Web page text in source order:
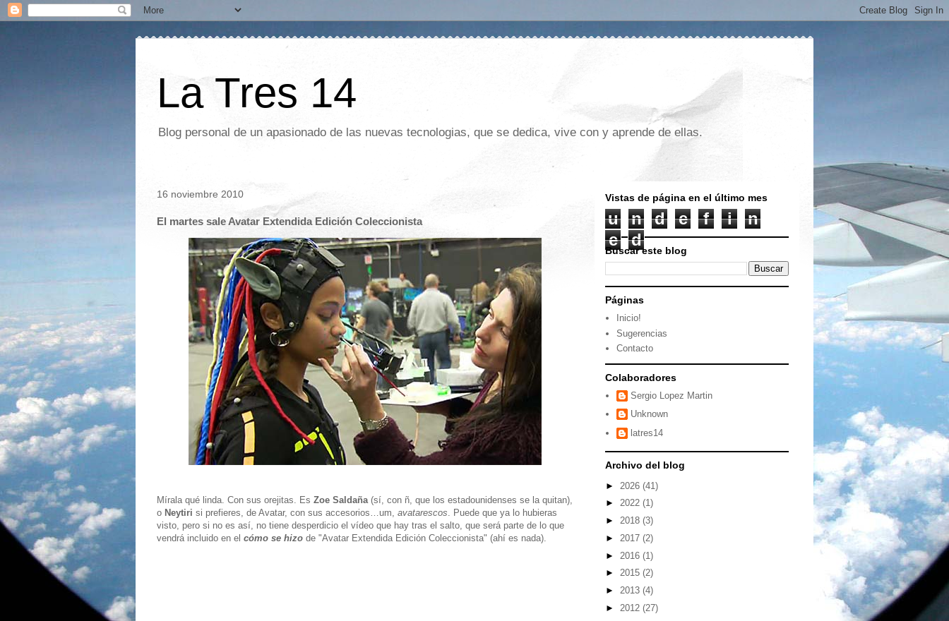
La Tres 14
Blog personal de un apasionado de las nuevas tecnologias, que se dedica, vive con y aprende de ellas.
16 noviembre 2010
El martes sale Avatar Extendida Edición Coleccionista
Mírala qué linda. Con sus orejitas. Es Zoe Saldaña(sí, con ñ, que los estadounidenses se la quitan),
o Neytiri si prefieres, de Avatar, con sus accesorios…um, avatarescos. Puede que ya lo hubieras
visto, pero si no es así, no tiene desperdicio el vídeo que hay tras el salto, que será parte de lo que
vendrá incluido en el cómo se hizo de "Avatar Extendida Edición Coleccionista" (ahí es nada).
Vistas de página en el último mes
u n d e f i
n
e
d
Buscar este blog
Páginas
Inicio!
Sugerencias
Contacto
Colaboradores
Sergio Lopez Martin
Unknown
latres14
Archivo del blog
► 2026 (41)
► 2022 (1)
► 2018 (3)
► 2017 (2)
► 2016 (1)
► 2015 (2)
► 2013 (4)
► 2012 (27)